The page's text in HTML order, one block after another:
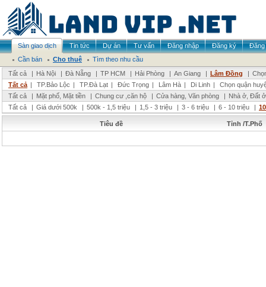
Sàn giao dịch Tin tức Dự án Tư vấn Đăng nhập Đăng ký
Đăng
Cần bán
Cho thuê
Tìm theo nhu cầu
Tất cả
| Hà Nội | Đà Nẵng | TP HCM | Hải Phòng | An Giang | Lâm Đồng |
Tất cả | TP.Bảo Lộc | TP.Đà Lạt | Đức Trọng | Lâm Hà | Di Linh |
Chọn quận
Tất cả
| Mặt phố, Mặt tiền | Chung cư ,căn hộ | Cửa hàng, Văn phòng | Nhà ở, Đất ở
Tất cả
| Giá dưới 500k | 500k - 1,5 triệu | 1,5 - 3 triệu | 3 - 6 triệu | 6 - 10 triệu |
Tiêu đề Tỉnh /T.Phố